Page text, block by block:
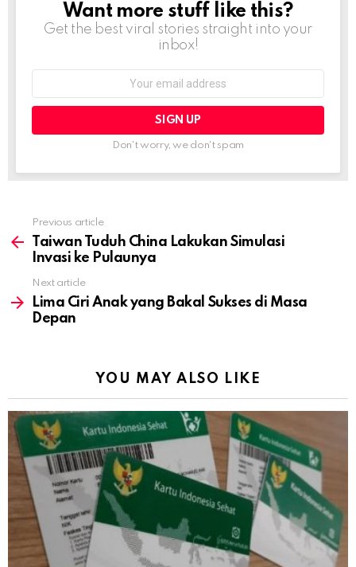
NEWSLETTER
Want more stuff like this?
Get the best viral stories straight into your
inbox!
Don't worry, we don't spam
more
Previous article
Taiwan Tuduh China Lakukan Simulasi
Invasi ke Pulaunya
Next article
Lima Ciri Anak yang Bakal Sukses di Masa
Depan
YOU MAY ALSO LIKE